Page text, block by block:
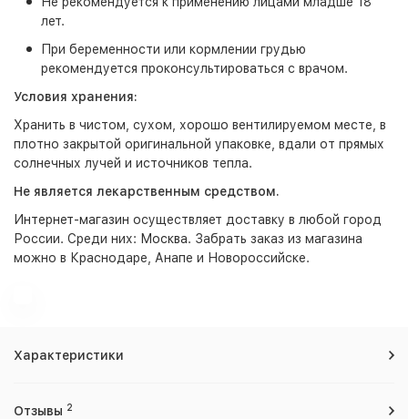
лет.
При беременности или кормлении грудью
рекомендуется проконсультироваться с врачом.
Условия хранения:
Хранить в чистом, сухом, хорошо вентилируемом месте, в
плотно закрытой оригинальной упаковке, вдали от прямых
солнечных лучей и источников тепла.
Не является лекарственным средством.
Интернет-магазин осуществляет доставку в любой город
России. Среди них: Москва. Забрать заказ из магазина
можно в Краснодаре, Анапе и Новороссийске.
Характеристики
Отзывы 2